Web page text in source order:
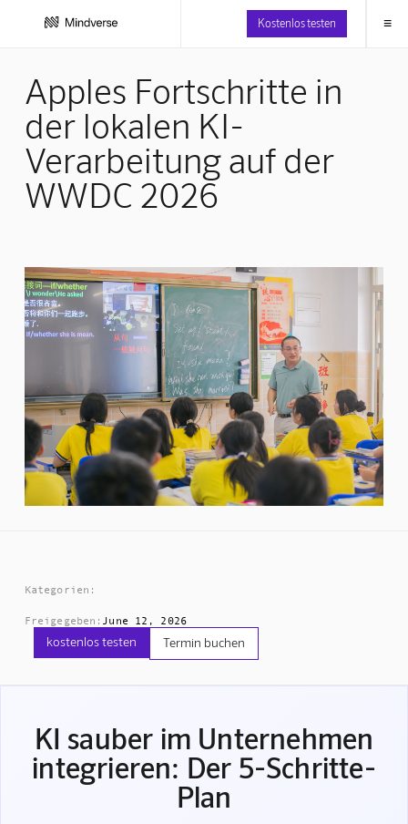
Kostenlos testen ≡
Apples Fortschritte in
der lokalen KI-
Verarbeitung auf der
WWDC 2026
Kategorien:
Freigegeben: June 12, 2026
kostenlos testen Termin buchen
KI sauber im Unternehmen
integrieren: Der 5-Schritte-
Plan